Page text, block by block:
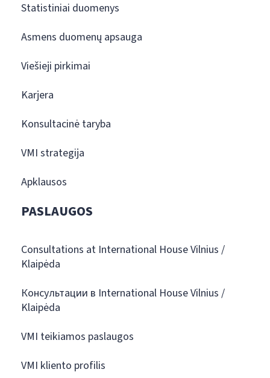
Statistiniai duomenys
Asmens duomenų apsauga
Viešieji pirkimai
Karjera
Konsultacinė taryba
VMI strategija
Apklausos
PASLAUGOS
Consultations at International House Vilnius /
Klaipėda
Консультации в International House Vilnius /
Klaipėda
VMI teikiamos paslaugos
VMI kliento profilis